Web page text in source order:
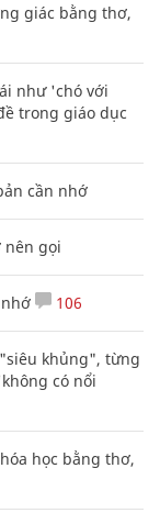
giác bằng thơ,
như 'chó với
trong giáo dục
cần nhớ
nên gọi
106
khủng", từng
có nổi
học bằng thơ,